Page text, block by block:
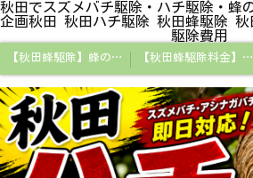
秋田でスズメバチ駆除・ハチ駆除・蜂
企画秋田 秋田ハチ駆除 秋田蜂駆除
駆除費用
【秋田蜂駆除】蜂の巣駆除なら専門業者アメージング企画秋田 【秋田蜂駆除料金】蜂の巣駆除・スズメバチ・アシナガバチ
秋田でスズメバチ駆除・ハチ駆除・蜂の巣駆除はアメージング企画秋田 秋田県の蜂駆除料金・蜂の巣駆除の相場【全国平均と比較】
秋田探偵/秋田県浮気調査/秋田市万引きGメン 秋田便利屋アメージング企画秋田